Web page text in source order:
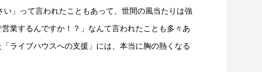
い」って言われたこともあって、世間の風当たりは強
業するんですか！？」なんて言われたことも多々あ
ライブハウスへの支援」には、本当に胸の熱くなる